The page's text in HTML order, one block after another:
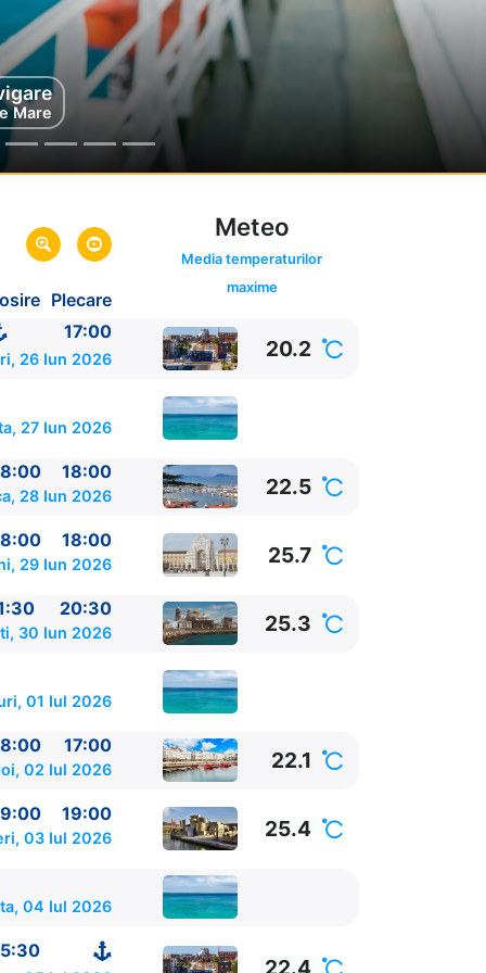
Mare
Plecare
Meteo
Media temperaturilor
maxime
17:00
26 Iun 2026 20.2
27 Iun 2026
18:00
28 Iun 2026 22.5
18:00
29 Iun 2026 25.7
20:30
30 Iun 2026 25.3
01 Iul 2026
17:00
02 Iul 2026 22.1
19:00
03 Iul 2026 25.4
04 Iul 2026
22.4